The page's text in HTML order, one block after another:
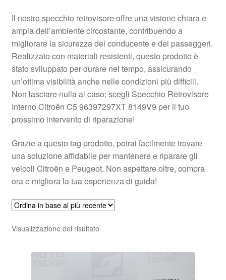
Rimostranza
Spedizione in tutto il mondo
Termini e condizioni
Il nostro specchio retrovisore offre una visione chiara e
ampia dell’ambiente circostante, contribuendo a
migliorare la sicurezza del conducente e dei passeggeri.
Realizzato con materiali resistenti, questo prodotto è
stato sviluppato per durare nel tempo, assicurando
un’ottima visibilità anche nelle condizioni più difficili.
Non lasciare nulla al caso; scegli Specchio Retrovisore
Interno Citroën C5 96397297XT 8149V9 per il tuo
prossimo intervento di riparazione!
Grazie a questo tag prodotto, potrai facilmente trovare
una soluzione affidabile per mantenere e riparare gli
veicoli Citroën e Peugeot. Non aspettare oltre, compra
ora e migliora la tua esperienza di guida!
Visualizzazione del risultato